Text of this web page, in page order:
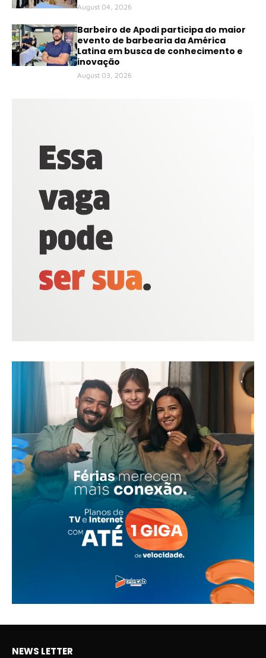
August 04, 2026
Barbeiro de Apodi participa do maior
evento de barbearia da América
Latina em busca de conhecimento e
inovação
August 03, 2026
NEWS LETTER